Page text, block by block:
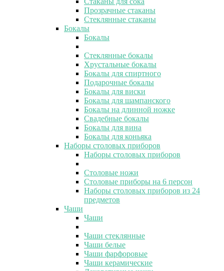
Прозрачные стаканы
Стеклянные стаканы
Бокалы
Бокалы
Стеклянные бокалы
Хрустальные бокалы
Бокалы для спиртного
Подарочные бокалы
Бокалы для виски
Бокалы для шампанского
Бокалы на длинной ножке
Свадебные бокалы
Бокалы для вина
Бокалы для коньяка
Наборы столовых приборов
Наборы столовых приборов
Столовые ножи
Столовые приборы на 6 персон
Наборы столовых приборов из 24
предметов
Чаши
Чаши
Чаши стеклянные
Чаши белые
Чаши фарфоровые
Чаши керамические